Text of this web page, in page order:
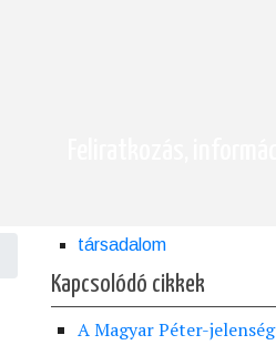
társadalom
Kapcsolódó cikkek
A Magyar Péter-jelenség